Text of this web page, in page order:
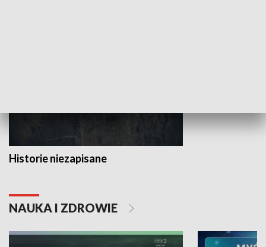
Historie niezapisane
NAUKA I ZDROWIE